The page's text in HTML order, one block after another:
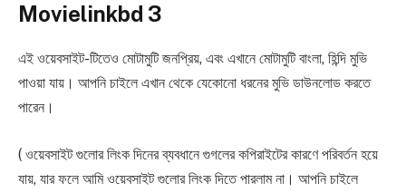
Movielinkbd 3
এই ওয়েবসাইট-টিতেও মোটামুটি জনপ্রিয়, এবং এখানে মোটামুটি বাংলা, হিন্দি মুভি
পাওয়া যায়। আপনি চাইলে এখান থেকে যেকোনো ধরনের মুভি ডাউনলোড করতে
পারেন।
( ওয়েবসাইট গুলোর লিংক দিনের ব্যবধানে গুগলের কপিরাইটের কারণে পরিবর্তন হয়ে
যায়, যার ফলে আমি ওয়েবসাইট গুলোর লিংক দিতে পারলাম না। আপনি চাইলে